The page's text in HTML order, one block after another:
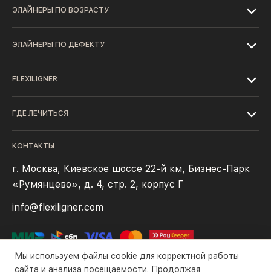
ЭЛАЙНЕРЫ ПО ВОЗРАСТУ
ЭЛАЙНЕРЫ ПО ДЕФЕКТУ
FLEXILIGNER
ГДЕ ЛЕЧИТЬСЯ
КОНТАКТЫ
г. Москва, Киевское шоссе 22-й км, Бизнес-Парк
«Румянцево», д. 4, стр. 2, корпус Г
info@flexiligner.com
Мы используем файлы cookie для корректной работы
сайта и анализа посещаемости. Продолжая